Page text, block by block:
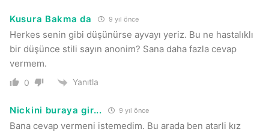
Kusura Bakma da 9 yıl önce
Herkes senin gibi düşünürse ayvayı yeriz. Bu ne hastalıklı
bir düşünce stili sayın anonim? Sana daha fazla cevap
vermem.
0 Yanıtla
Nickini buraya gir... 9 yıl önce
Bana cevap vermeni istemedim. Bu arada ben atarli kız